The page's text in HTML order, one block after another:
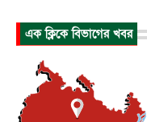
পাকিস্তান-
যুক্তরাজ্যে
আন্তর্জাতিক
এক ক্লিকে বিভাগের খবর